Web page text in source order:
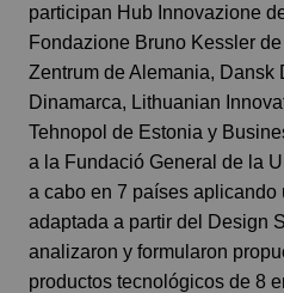
participan Hub Innovazione
Fondazione Bruno Kessler
Zentrum de Alemania, Dansk
Dinamarca, Lithuanian
Tehnopol de Estonia y
a la Fundació General de la
a cabo en 7 países aplicando
adaptada a partir del Design
analizaron y formularon
productos tecnológicos de 8